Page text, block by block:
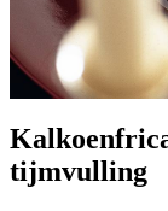
tijmvulling